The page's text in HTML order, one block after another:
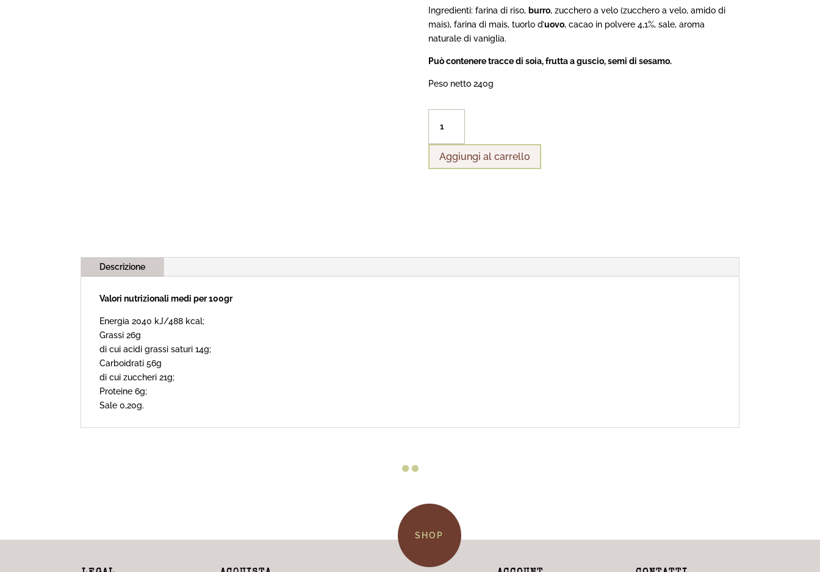
Ingredienti: farina di riso, burro, zucchero a velo (zucchero a velo, amido di
mais), farina di mais, tuorlo d’uovo, cacao in polvere 4,1%, sale, aroma
naturale di vaniglia.
Può contenere tracce di soia, frutta a guscio, semi di sesamo.
Peso netto 240g
CACAO
quantità
Aggiungi al carrello
Descrizione
Valori nutrizionali medi per 100gr
Energia 2040 kJ/488 kcal;
Grassi 26g
di cui acidi grassi saturi 14g;
Carboidrati 56g
di cui zuccheri 21g;
Proteine 6g;
Sale 0,20g.

SHOP